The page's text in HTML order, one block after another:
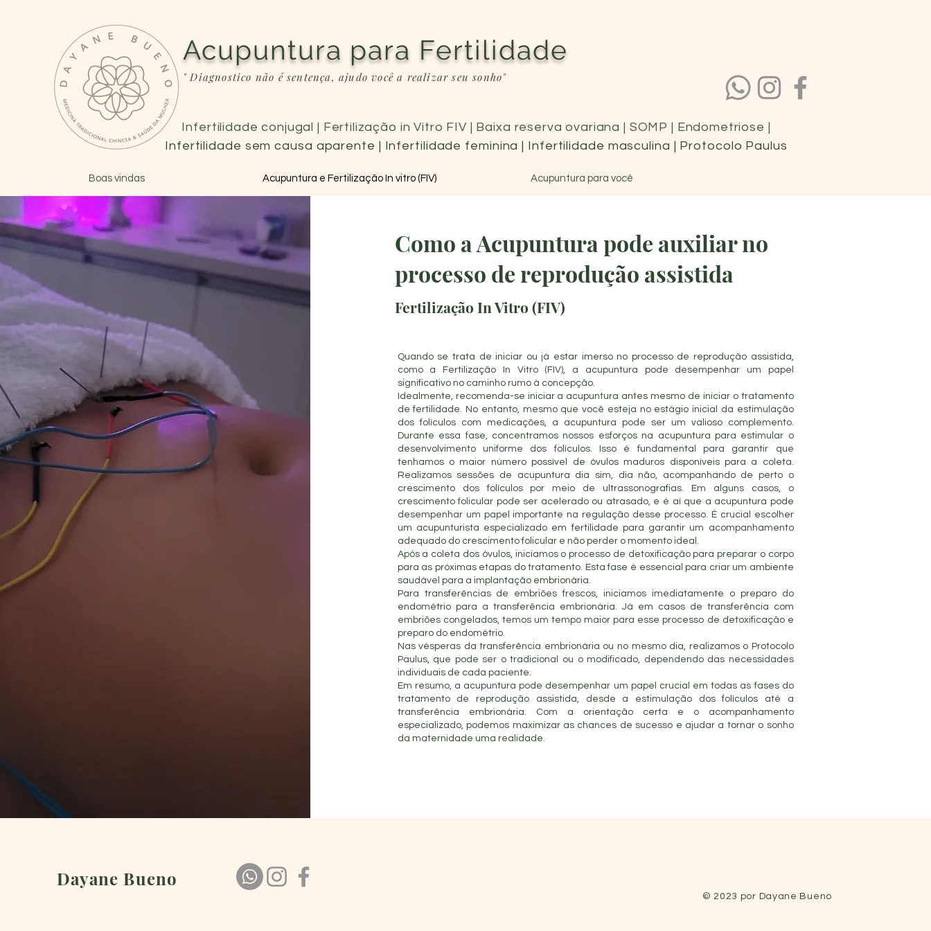
Acupuntura para Fertilidade
Infertilidade conjugal | Fertilização in Vitro FIV | Baixa reserva ovariana | SOMP | Endometriose |
Infertilidade sem causa aparente | Infertilidade feminina | Infertilidade masculina | Protocolo Paulus
" Diagnostico não é sentença, ajudo você a realizar seu sonho"
Boas vindas Acupuntura e Fertilização In vitro (FIV) Acupuntura para você
Como a Acupuntura pode auxiliar no
processo de reprodução assistida
Fertilização In Vitro (FIV)
Quando se trata de iniciar ou já estar imerso no processo de reprodução assistida,
como a Fertilização In Vitro (FIV), a acupuntura pode desempenhar um papel
significativo no caminho rumo à concepção.
Idealmente, recomenda-se iniciar a acupuntura antes mesmo de iniciar o tratamento
de fertilidade. No entanto, mesmo que você esteja no estágio inicial da estimulação
dos folículos com medicações, a acupuntura pode ser um valioso complemento.
Durante essa fase, concentramos nossos esforços na acupuntura para estimular o
desenvolvimento uniforme dos folículos. Isso é fundamental para garantir que
tenhamos o maior número possível de óvulos maduros disponíveis para a coleta.
Realizamos sessões de acupuntura dia sim, dia não, acompanhando de perto o
crescimento dos folículos por meio de ultrassonografias. Em alguns casos, o
crescimento folicular pode ser acelerado ou atrasado, e é aí que a acupuntura pode
desempenhar um papel importante na regulação desse processo. É crucial escolher
um acupunturista especializado em fertilidade para garantir um acompanhamento
adequado do crescimento folicular e não perder o momento ideal.
Após a coleta dos óvulos, iniciamos o processo de detoxificação para preparar o corpo
para as próximas etapas do tratamento. Esta fase é essencial para criar um ambiente
saudável para a implantação embrionária.
Para transferências de embriões frescos, iniciamos imediatamente o preparo do
endométrio para a transferência embrionária. Já em casos de transferência com
embriões congelados, temos um tempo maior para esse processo de detoxificação e
preparo do endométrio.
Nas vésperas da transferência embrionária ou no mesmo dia, realizamos o Protocolo
Paulus, que pode ser o tradicional ou o modificado, dependendo das necessidades
individuais de cada paciente.
Em resumo, a acupuntura pode desempenhar um papel crucial em todas as fases do
tratamento de reprodução assistida, desde a estimulação dos folículos até a
transferência embrionária. Com a orientação certa e o acompanhamento
especializado, podemos maximizar as chances de sucesso e ajudar a tornar o sonho
da maternidade uma realidade.
Dayane Bueno
© 2023 por Dayane Bueno